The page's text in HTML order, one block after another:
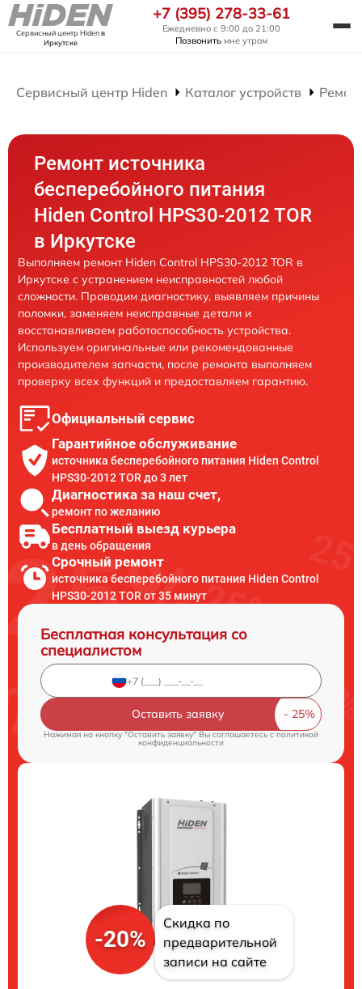
Сервисный центр Hidenв
Иркутске
+7 (395) 278-33-61
Ежедневно с 9:00 до 21:00
Позвонить мне утром
Сервисный центр Hiden Каталог устройств
Ремонт источника
бесперебойного питания
Hiden Control HPS30-2012 TOR
в Иркутске
Выполняем ремонт Hiden Control HPS30-2012 TOR в
Иркутске с устранением неисправностей любой
сложности. Проводим диагностику, выявляем причины
поломки, заменяем неисправные детали и
восстанавливаем работоспособность устройства.
Используем оригинальные или рекомендованные
производителем запчасти, после ремонта выполняем
проверку всех функций и предоставляем гарантию.
Официальный сервис
Гарантийное обслуживание
источника бесперебойного питания Hiden Control
HPS30-2012 TOR до 3 лет
Диагностика за наш счет,
ремонт по желанию
Бесплатный выезд курьера
в день обращения
Срочный ремонт
источника бесперебойного питания Hiden Control
HPS30-2012 TOR от 35 минут
Бесплатная консультация со
специалистом
Оставить заявку
Нажимая на кнопку "Оставить заявку" Вы соглашаетесь c политикой
конфиденциальности
-20%
Скидка по
предварительной
записи на сайте